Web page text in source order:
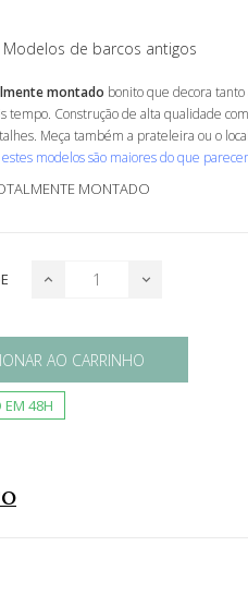
Modelos de barcos antigos
montado bonito que decora
tempo. Construção de alta qualidade
Meça também a prateleira ou o
modelos são maiores do que
MONTADO
AO CARRINHO
EM 48H